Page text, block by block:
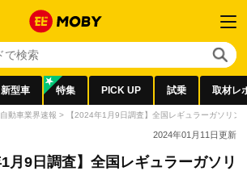
新型車 特集 PICK UP 試乗 取材レ
自動車業界速報 > 【2024年1月9日調査】全国レギュラーガソリ
2024年01月11日更新
月9日調査】全国レギュラーガソリ